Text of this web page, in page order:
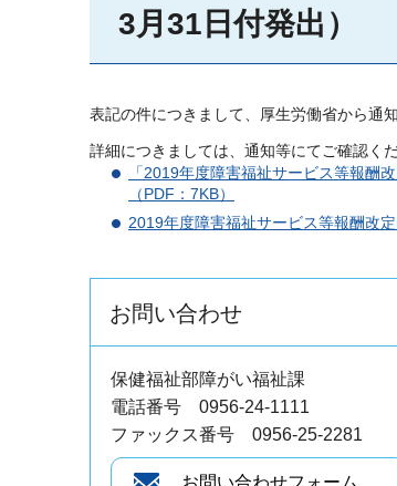
3月31日付発出）
表記の件につきまして、厚生労働省から通
詳細につきましては、通知等にてご確認くだ
「2019年度障害福祉サービス等報酬
（PDF：7KB）
2019年度障害福祉サービス等報酬改
お問い合わせ
保健福祉部障がい福祉課
電話番号 0956-24-1111
ファックス番号 0956-25-2281